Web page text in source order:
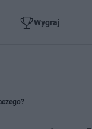
Wygraj